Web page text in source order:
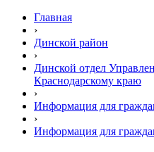
Главная
›
Динской район
›
Динской отдел
Краснодарскому краю
›
Информация для
›
Информация для